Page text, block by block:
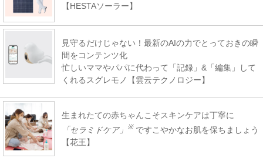
【HESTAソーラー】
見守るだけじゃない！最新のAIの力でとっておきの瞬
間をコンテンツ化
忙しいママやパパに代わって「記録」&「編集」して
くれるスグレモノ【雲云テクノロジー】
生まれたての赤ちゃんこそスキンケアは丁寧に
「セラミドケア」
※ ですこやかなお肌を保ちましょう
【花王】